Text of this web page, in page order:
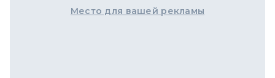
Место для вашей рекламы